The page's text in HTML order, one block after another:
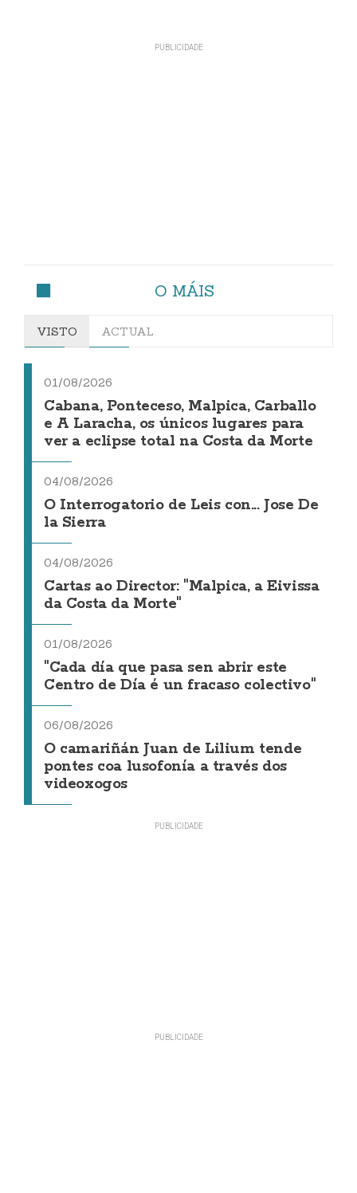
O MÁIS
VISTO ACTUAL
01/08/2026
Cabana, Ponteceso, Malpica, Carballo
e A Laracha, os únicos lugares para
ver a eclipse total na Costa da Morte
04/08/2026
O Interrogatorio de Leis con... Jose De
la Sierra
04/08/2026
Cartas ao Director: "Malpica, a Eivissa
da Costa da Morte"
01/08/2026
"Cada día que pasa sen abrir este
Centro de Día é un fracaso colectivo"
06/08/2026
O camariñán Juan de Lilium tende
pontes coa lusofonía a través dos
videoxogos